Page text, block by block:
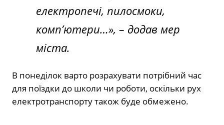
електропечі, пилосмоки,
комп’ютери…», – додав мер
міста.
В понеділок варто розрахувати потрібний час
для поїздки до школи чи роботи, оскільки рух
електротранспорту також буде обмежено.